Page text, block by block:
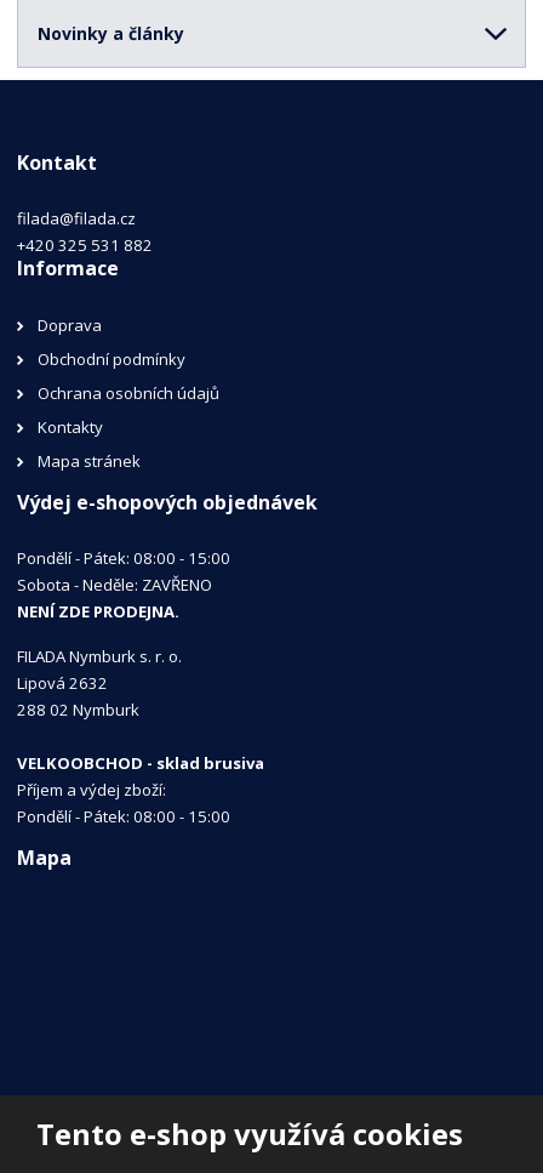
Tento e-shop využívá cookies
Novinky a články
Kontakt
filada@filada.cz
+420 325 531 882
Informace
Doprava
Obchodní podmínky
Ochrana osobních údajů
Kontakty
Mapa stránek
Výdej e-shopových objednávek
Pondělí - Pátek: 08:00 - 15:00
Sobota - Neděle: ZAVŘENO
NENÍ ZDE PRODEJNA.
FILADA Nymburk s. r. o.
Lipová 2632
288 02 Nymburk
VELKOOBCHOD - sklad brusiva
Příjem a výdej zboží:
Pondělí - Pátek: 08:00 - 15:00
Mapa